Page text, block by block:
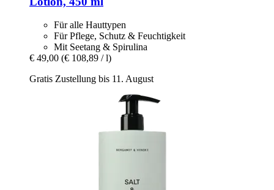
Für alle Hauttypen
Für Pflege, Schutz & Feuchtigkeit
Mit Seetang & Spirulina
€ 49,00 (€ 108,89 / l)
Gratis Zustellung bis 11. August